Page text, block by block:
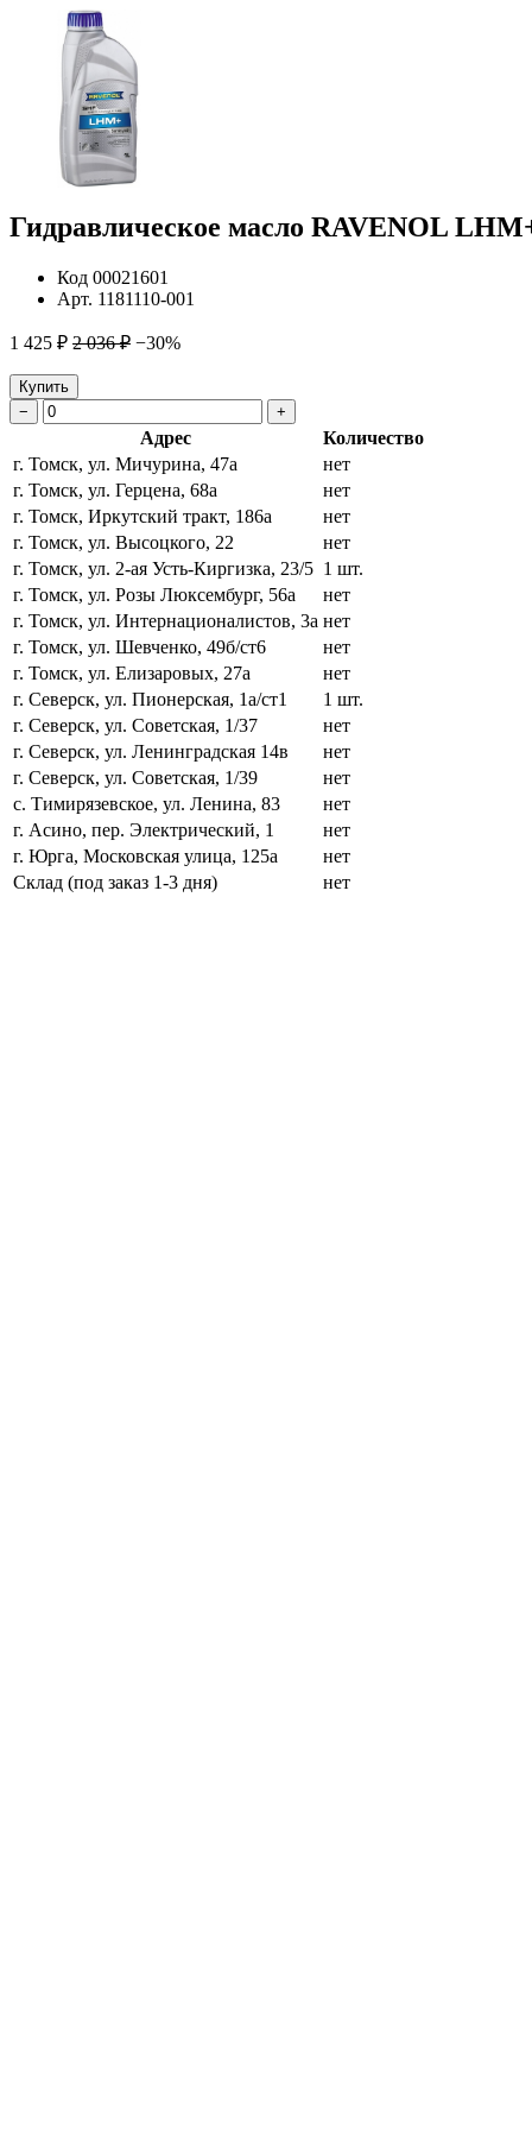
Гидравлическое масло RAVENOL
Код 00021601
Арт. 1181110-001
1 425 ₽ 2 036 ₽ −30%
Купить
−
+
Адрес
Количество
г. Томск, ул. Мичурина, 47а
нет
г. Томск, ул. Герцена, 68а
нет
г. Томск, Иркутский тракт, 186а
нет
г. Томск, ул. Высоцкого, 22
нет
г. Томск, ул. 2-ая Усть-Киргизка, 23/5 1 шт.
г. Томск, ул. Розы Люксембург, 56а
нет
г. Томск, ул. Интернационалистов, 3а нет
г. Томск, ул. Шевченко, 49б/ст6
нет
г. Томск, ул. Елизаровых, 27а
нет
г. Северск, ул. Пионерская, 1а/ст1
1 шт.
г. Северск, ул. Советская, 1/37
нет
г. Северск, ул. Ленинградская 14в
нет
г. Северск, ул. Советская, 1/39
нет
с. Тимирязевское, ул. Ленина, 83
нет
г. Асино, пер. Электрический, 1
нет
г. Юрга, Московская улица, 125а
нет
Склад (под заказ 1-3 дня)
нет